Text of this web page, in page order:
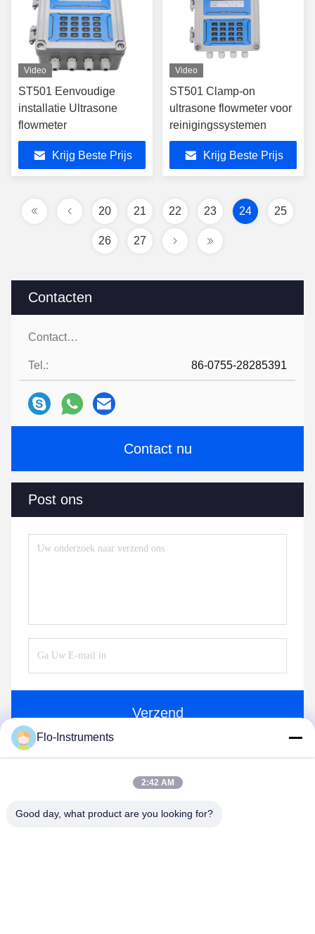
Contacten
Contacten:
Tel.: 86-0755-28285391
Contact nu
Post ons
Verzend
Video
ST501 Eenvoudige
installatie Ultrasone
flowmeter
Krijg Beste Prijs
Video
ST501 Clamp-on
ultrasone flowmeter voor
reinigingssystemen
Krijg Beste Prijs
20 21 22 23 24 25
26 27
Flo-Instruments Co., Ltd
Flo-Instruments
2:42 AM
Good day, what product are you looking for?